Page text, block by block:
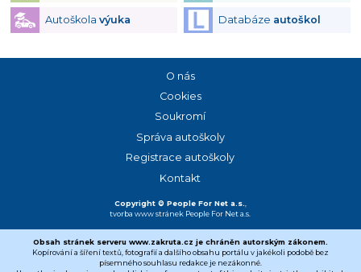
Autoškola výuka Databáze autoškol
Copyright © People For Net a.s.
tvorba www stránek People For Net a.s.
O nás
Cookies
Soukromí
Správa autoškoly
Registrace autoškoly
Kontakt
Obsah stránek serveru www.zakruta.cz je chráněn autorským zákonem.
Kopírování a šíření textů, fotografií a dalšího obsahu portálu v jakékoli podobě bez
písemného souhlasu redakce je nezákonné.